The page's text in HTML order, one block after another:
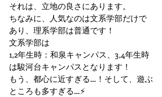
それは、立地の良さにあります。
ちなみに、人気なのは文系学部だけで
あり、理系学部は普通です！
文系学部は
1,2年生時：和泉キャンパス、3,4年生時
は駿河台キャンパスとなります！
もう、都心に近すぎる…！そして、遊ぶ
ところも多すぎる…⚡